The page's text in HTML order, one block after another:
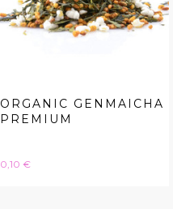
ORGANIC GENMAICHA
PREMIUM
Hinta
0,10 €